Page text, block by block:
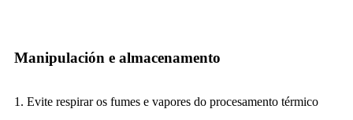
Manipulación e almacenamento
1. Evite respirar os fumes e vapores do procesamento térmico